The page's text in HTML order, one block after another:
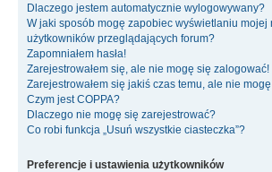
Dlaczego jestem automatycznie wylogowywany?
W jaki sposób mogę zapobiec wyświetlaniu
użytkowników przeglądających forum?
Zapomniałem hasła!
Zarejestrowałem się, ale nie mogę się zalogować!
Zarejestrowałem się jakiś czas temu, ale nie
Czym jest COPPA?
Dlaczego nie mogę się zarejestrować?
Co robi funkcja „Usuń wszystkie ciasteczka”?
Preferencje i ustawienia użytkowników